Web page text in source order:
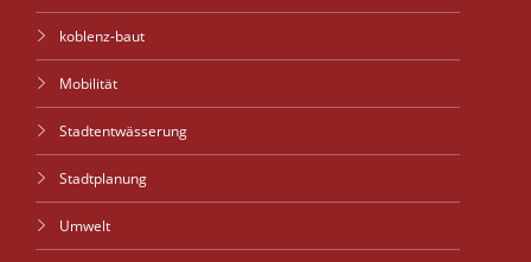
koblenz-baut
Mobilität
Stadtentwässerung
Stadtplanung
Umwelt